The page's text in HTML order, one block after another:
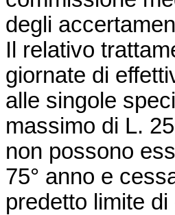
degli
Il relativo
giornate di
alle singole
massimo di L.
non possono
75° anno e
predetto limite di